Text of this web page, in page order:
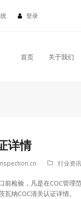
登录
首页 关于我们
详情
行业资讯
前检验，凡是在COC管
瓦纳COC清关认证详情。